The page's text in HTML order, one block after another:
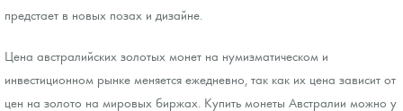
предстает в новых позах и дизайне.
Цена австралийских золотых монет на нумизматическом и
инвестиционном рынке меняется ежедневно, так как их цена зависит от
цен на золото на мировых биржах. Купить монеты Австралии можно у